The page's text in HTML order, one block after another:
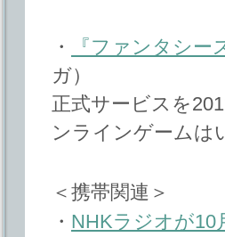
・
『ファンタシ
ガ）
正式サービスを
ンラインゲームは
＜携帯関連＞
・ NHKラジオが10